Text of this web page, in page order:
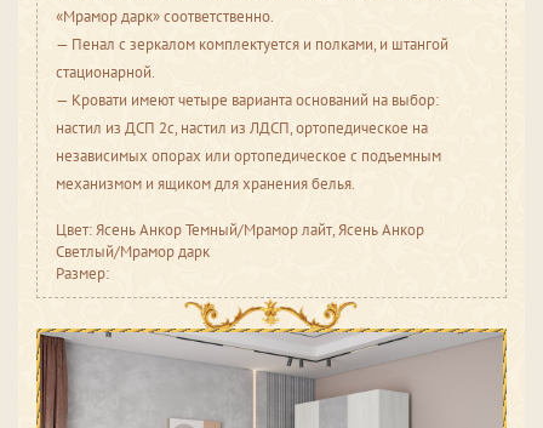
«Мрамор дарк» соответственно.
— Пенал с зеркалом комплектуется и полками, и штангой
стационарной.
— Кровати имеют четыре варианта оснований на выбор:
настил из ДСП 2с, настил из ЛДСП, ортопедическое на
независимых опорах или ортопедическое с подъемным
механизмом и ящиком для хранения белья.
Цвет: Ясень Анкор Темный/Мрамор лайт, Ясень Анкор
Светлый/Мрамор дарк
Размер: